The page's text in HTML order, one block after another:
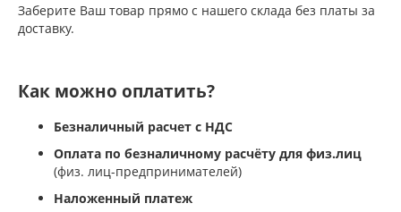
Заберите Ваш товар прямо с нашего склада без платы за
доставку.
Как можно оплатить?
Безналичный расчет с НДС
Оплата по безналичному расчёту для физ.лиц
(физ. лиц-предпринимателей)
Наложенный платеж